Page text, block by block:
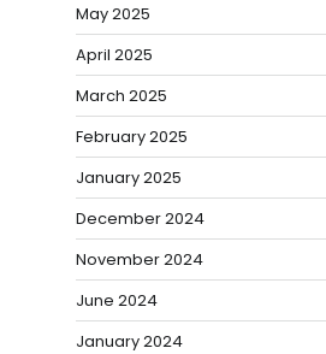
May 2025
April 2025
March 2025
February 2025
January 2025
December 2024
November 2024
June 2024
January 2024